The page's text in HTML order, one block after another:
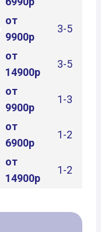
от
9900р
3-5
от
14900р
3-5
от
9900р
1-3
от
6900р
1-2
от
14900р
1-2